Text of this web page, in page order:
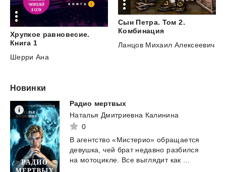
Хрупкое равновесие.
Книга 1
Шерри Ана
Сын Петра. Том 2.
Комбинация
Ланцов Михаил Алексеевич
Новинки
Радио мертвых
Наталья Дмитриевна Калинина
0
В агентство «Мистерио» обращается
девушка,
чей брат недавно разбился
на мотоцикле. Все выглядит как